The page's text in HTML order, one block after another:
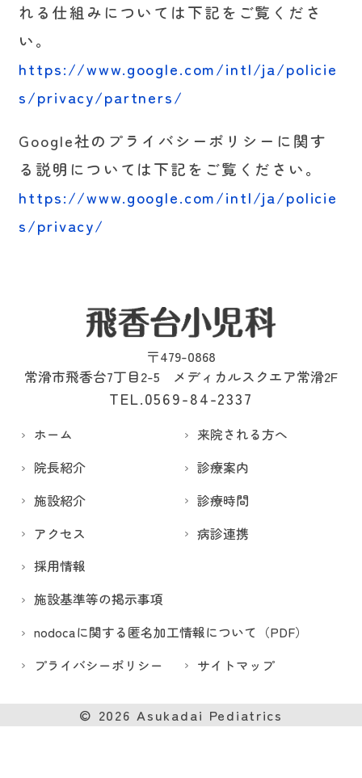
れる仕組みについては下記をご覧くださ
い。
https://www.google.com/intl/ja/policie
s/privacy/partners/
Google社のプライバシーポリシーに関す
る説明については下記をご覧ください。
https://www.google.com/intl/ja/policie
s/privacy/
〒479-0868
常滑市飛香台7丁目2-5
メディカルスクエア常滑2F
TEL.0569-84-2337
ホーム
来院される方へ
院長紹介
診療案内
施設紹介
診療時間
アクセス
病診連携
採用情報
施設基準等の掲示事項
nodocaに関する匿名加工情報について（PDF）
プライバシーポリシー
サイトマップ
© 2026 Asukadai Pediatrics